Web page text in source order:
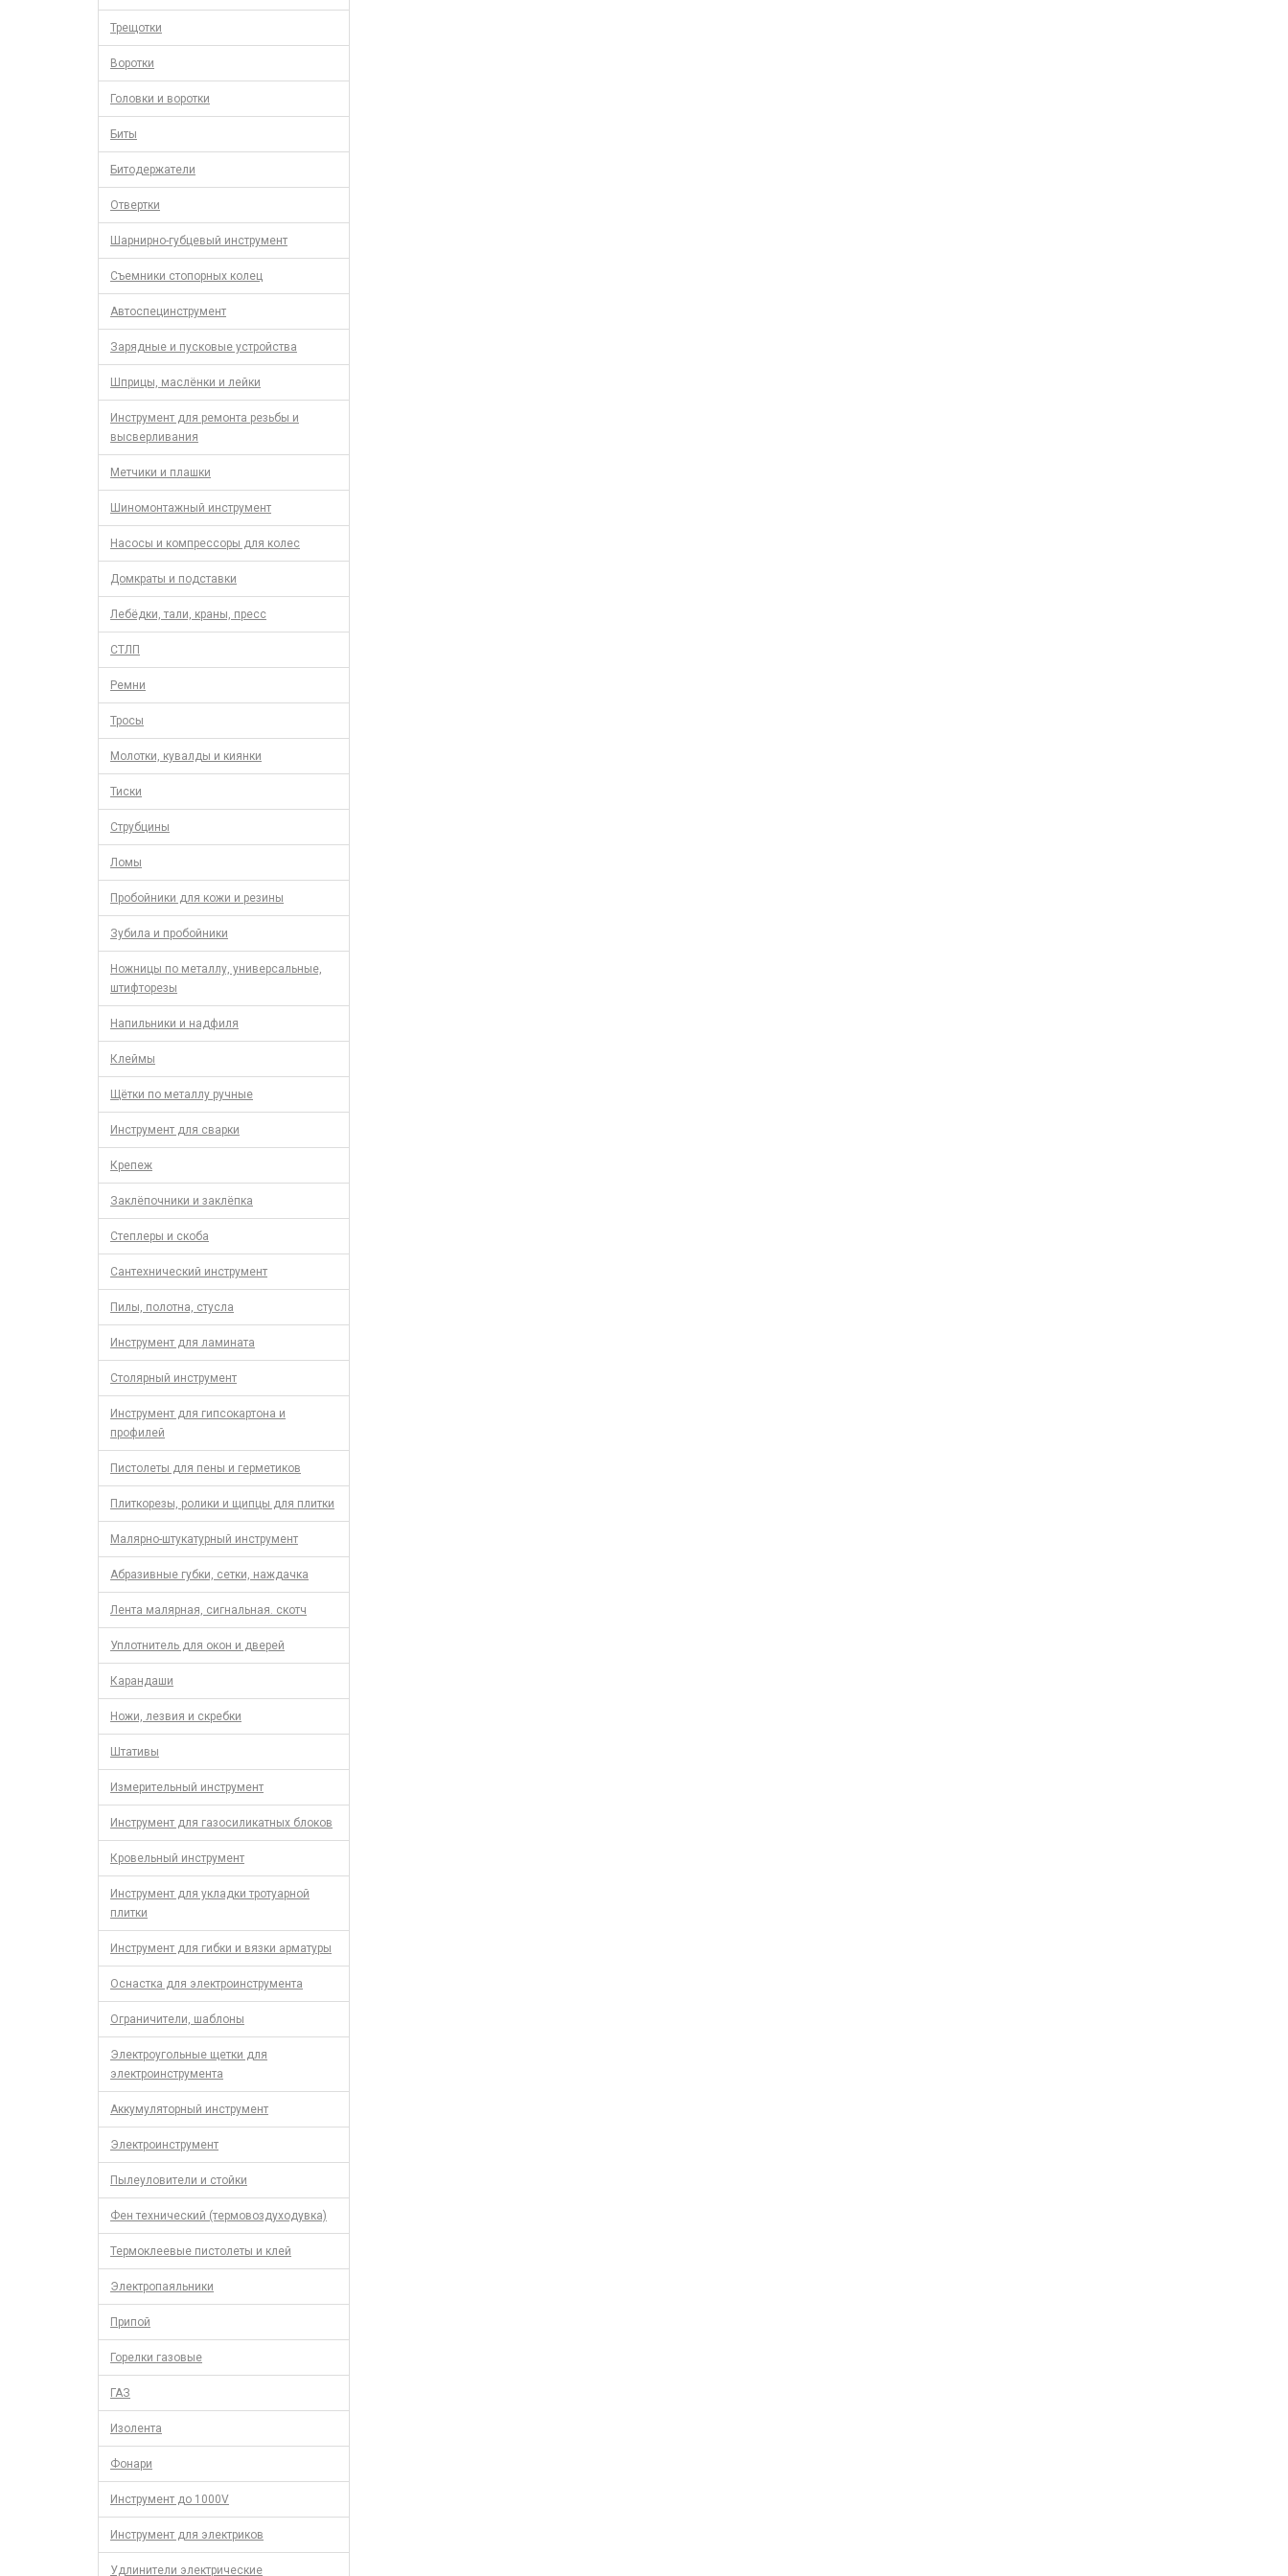
Трещотки
Воротки
Головки и воротки
Биты
Битодержатели
Отвертки
Шарнирно-губцевый инструмент
Съемники стопорных колец
Автоспецинструмент
Зарядные и пусковые устройства
Шприцы, маслёнки и лейки
Инструмент для ремонта резьбы и
высверливания
Метчики и плашки
Шиномонтажный инструмент
Насосы и компрессоры для колес
Домкраты и подставки
Лебёдки, тали, краны, пресс
СТЛП
Ремни
Тросы
Молотки, кувалды и киянки
Тиски
Струбцины
Ломы
Пробойники для кожи и резины
Зубила и пробойники
Ножницы по металлу, универсальные,
штифторезы
Напильники и надфиля
Клеймы
Щётки по металлу ручные
Инструмент для сварки
Крепеж
Заклёпочники и заклёпка
Степлеры и скоба
Сантехнический инструмент
Пилы, полотна, стусла
Инструмент для ламината
Столярный инструмент
Инструмент для гипсокартона и
профилей
Пистолеты для пены и герметиков
Плиткорезы, ролики и щипцы для плитки
Малярно-штукатурный инструмент
Абразивные губки, сетки, наждачка
Лента малярная, сигнальная. скотч
Уплотнитель для окон и дверей
Карандаши
Ножи, лезвия и скребки
Штативы
Измерительный инструмент
Инструмент для газосиликатных блоков
Кровельный инструмент
Инструмент для укладки тротуарной
плитки
Инструмент для гибки и вязки арматуры
Оснастка для электроинструмента
Ограничители, шаблоны
Электроугольные щетки для
электроинструмента
Аккумуляторный инструмент
Электроинструмент
Пылеуловители и стойки
Фен технический (термовоздуходувка)
Термоклеевые пистолеты и клей
Электропаяльники
Припой
Горелки газовые
ГАЗ
Изолента
Фонари
Инструмент до 1000V
Инструмент для электриков
Удлинители электрические